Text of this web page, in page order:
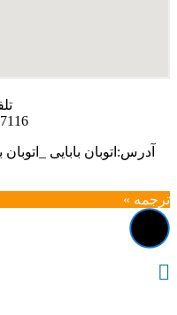
آدرس:اتوبان بابایی
ترجمه »